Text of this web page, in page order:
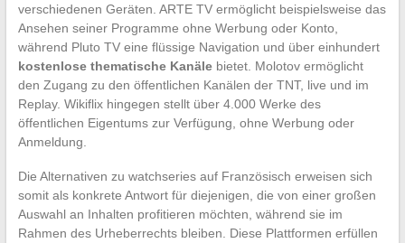
verschiedenen Geräten. ARTE TV ermöglicht beispielsweise das
Ansehen seiner Programme ohne Werbung oder Konto,
während Pluto TV eine flüssige Navigation und über einhundert
kostenlose thematische Kanälebietet. Molotov ermöglicht
den Zugang zu den öffentlichen Kanälen der TNT, live und im
Replay. Wikiflix hingegen stellt über 4.000 Werke des
öffentlichen Eigentums zur Verfügung, ohne Werbung oder
Anmeldung.
Die Alternativen zu watchseries auf Französisch erweisen sich
somit als konkrete Antwort für diejenigen, die von einer großen
Auswahl an Inhalten profitieren möchten, während sie im
Rahmen des Urheberrechts bleiben. Diese Plattformen erfüllen